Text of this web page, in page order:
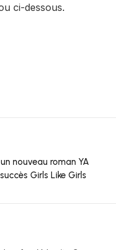
ci-dessous.
nouveau roman YA
Girls Like Girls